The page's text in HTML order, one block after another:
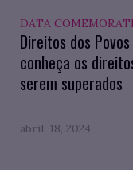
DATA
Direitos dos
conheça os
serem superados
abril. 18, 2024